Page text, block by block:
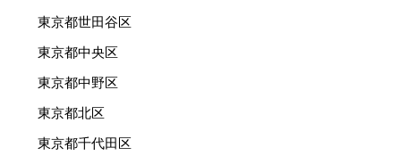
東京都世田谷区
東京都中央区
東京都中野区
東京都北区
東京都千代田区